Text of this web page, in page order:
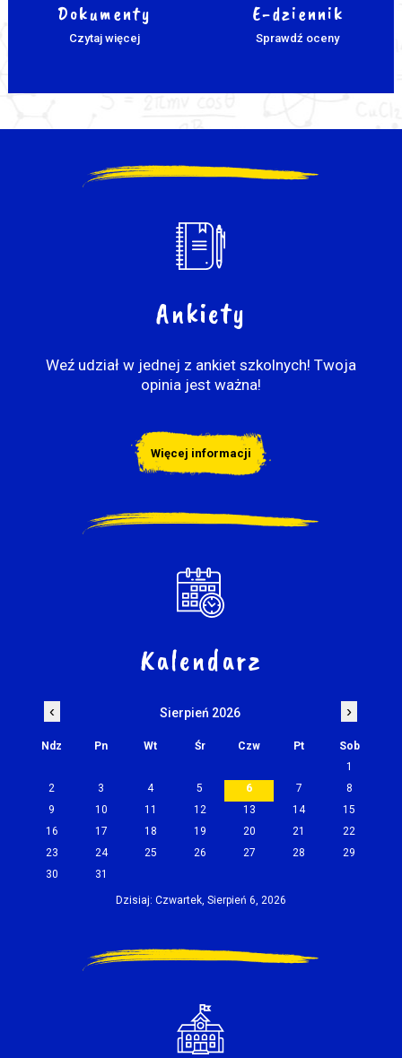
Dokumenty
Czytaj więcej
E-dziennik
Sprawdź oceny
Ankiety
Weź udział w jednej z ankiet szkolnych! Twoja
opinia jest ważna!
Więcej informacji
Kalendarz
‹ Sierpień 2026 ›
Ndz Pn Wt Śr Czw Pt
Sob
1
2
3 4 5 6 7
8
9
10 11 12 13 14
15
16
17 18 19 20 21
22
23
24 25 26 27 28
29
30
31
Dzisiaj: Czwartek, Sierpień 6, 2026